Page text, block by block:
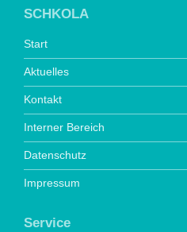
SCHKOLA
Start
Aktuelles
Kontakt
Interner Bereich
Datenschutz
Impressum
Service